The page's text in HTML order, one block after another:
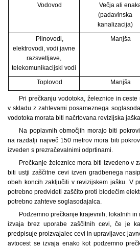
Vodovod
Večja ali
(padavinska
kanalizacija)
Plinovodi,
elektrovodi, vodi javne
razsvetljave,
telekomunikacijski vodi
Manjša
Toplovod Manjša
Pri prečkanju vodotoka, železnice in
v skladu z zahtevami posameznega
vodotoka morata biti načrtovana revizijska
Na poplavnih območjih morajo biti
na razdalji največ 150 metrov mora biti
izveden s prezračevalnimi odprtinami.
Prečkanje železnice mora biti izvedeno v
biti ustji zaščitne cevi izven gradbenega
obeh koncih zaključiti v revizijskem jašku. V
potrebno predvideti zaščito proti blodečim
potrebno zahteve soglasodajalca.
Podzemno prečkanje krajevnih, lokalnih
izvaja brez uporabe zaščitnih cevi, če je
predpisuje proizvajalec cevi in upravljavec
avtocest se izvaja enako kot podzemno